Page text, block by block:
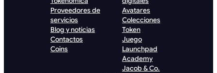
Proveedores de
servicios
Blog y noticias
Contactos
Coins
Avatares
Colecciones
Token
Juego
Launchpad
Academy
Jacob & Co.